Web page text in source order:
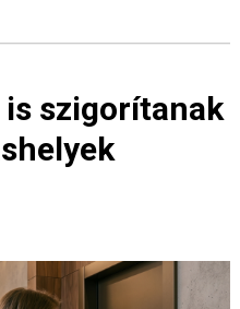
szigorítanak